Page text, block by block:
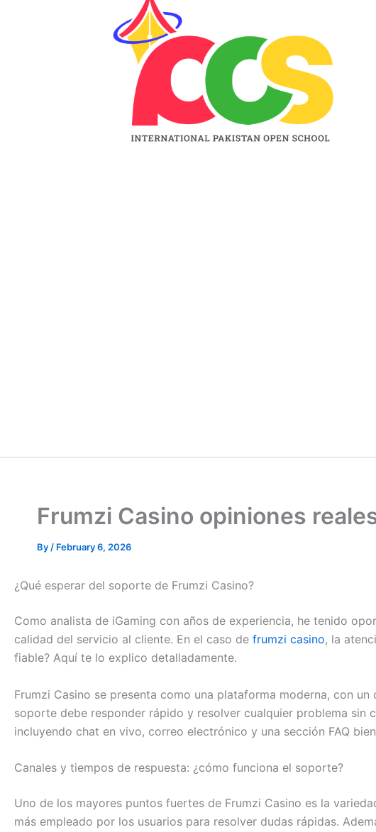
Frumzi Casino opiniones
By / February 6, 2026
¿Qué esperar del soporte de Frumzi Casino?
Como analista de iGaming con años de experiencia, he tenido
calidad del servicio al cliente. En el caso de frumzi casino, la
fiable? Aquí te lo explico detalladamente.
Frumzi Casino se presenta como una plataforma moderna, con
soporte debe responder rápido y resolver cualquier problema
incluyendo chat en vivo, correo electrónico y una sección FAQ
Canales y tiempos de respuesta: ¿cómo funciona el soporte?
Uno de los mayores puntos fuertes de Frumzi Casino es la
más empleado por los usuarios para resolver dudas rápidas.